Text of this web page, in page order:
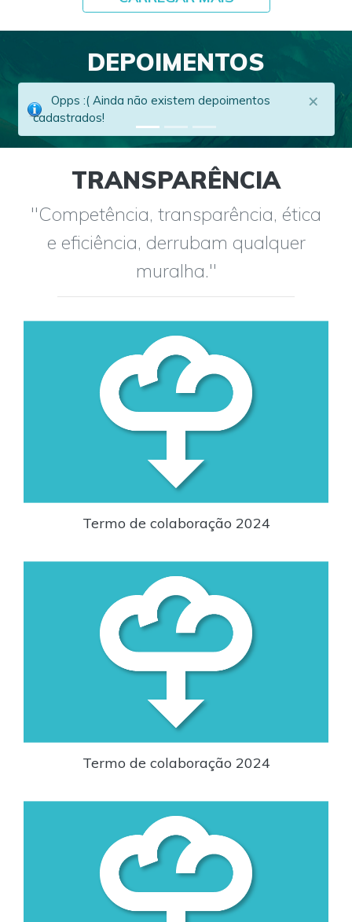
DEPOIMENTOS
Opps :( Ainda não existem depoimentos
cadastrados!
×
TRANSPARÊNCIA
"Competência, transparência, ética
e eficiência, derrubam qualquer
muralha."
Termo de colaboração 2024
Termo de colaboração 2024